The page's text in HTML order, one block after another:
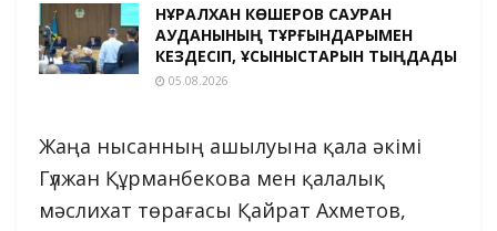
НҰРАЛХАН КӨШЕРОВ САУРАН
АУДАНЫНЫҢ ТҰРҒЫНДАРЫМЕН
КЕЗДЕСІП, ҰСЫНЫСТАРЫН ТЫҢДАДЫ
05.08.2026
Жаңа нысанның ашылуына қала әкімі
Гүлжан Құрманбекова мен қалалық
мәслихат төрағасы Қайрат Ахметов,